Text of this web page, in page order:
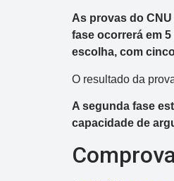
As provas do
fase ocorrerá em
escolha, com
O resultado da
A segunda fase
capacidade de